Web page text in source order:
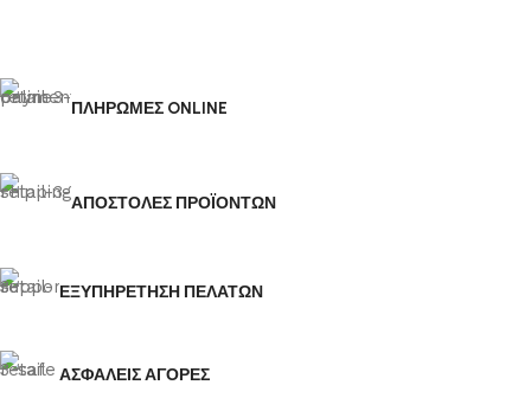
ΠΛΗΡΩΜΕΣ ONLINE
ΑΠΟΣΤΟΛΕΣ ΠΡΟΪΟΝΤΩΝ
ΕΞΥΠΗΡΕΤΗΣΗ ΠΕΛΑΤΩΝ
ΑΣΦΑΛΕΙΣ ΑΓΟΡΕΣ